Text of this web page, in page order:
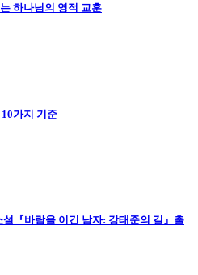
하나님의 영적 교훈
가지 기준
『바람을 이긴 남자: 강태준의 길』출